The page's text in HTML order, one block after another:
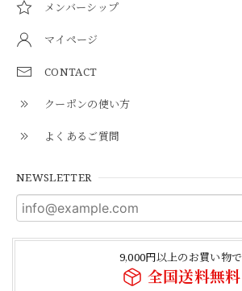
メンバーシップ
マイページ
CONTACT
クーポンの使い方
よくあるご質問
NEWSLETTER
9,000円以上のお買い物で
全国送料無料